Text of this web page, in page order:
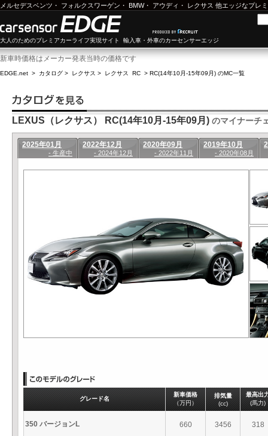
メルセデスベンツ ・ フォルクスワーゲン ・ BMW・ アウディ ・ レクサス 他エッジなプレ
大人のためのプレミアカーライフ実現サイト 輸入車・外車のカーセンサーエッジ
新車時価格はメーカー発表当時の価格です
EDGE.net > カタログ > レクサス > レクサス RC > RC(14年10月-15年09月) のMC一覧
LEXUS（レクサス） RC(14年10月-15年09月) のマイナーチ
2025年01月
- 生産中
2022年12月
- 2024年12月
2020年09月
- 2022年11月
2019年10月
- 2020年08月
グレード名
新車価格
（万円）
排気量
(cc)
最高出
(馬力)
350 バージョンL 660 3456 318